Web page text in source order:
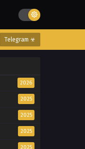
Telegram ☣
2026
2025
2025
2025
2025